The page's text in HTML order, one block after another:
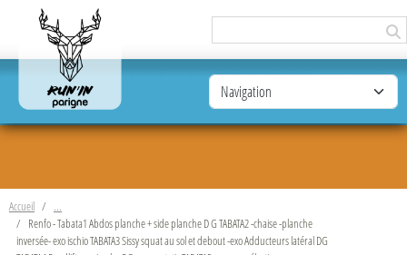
Accueil
Renfo - Tabata1 Abdos planche + side planche D G TABATA2 -chaise -planche
inversée- exo ischio TABATA3 Sissy squat au sol et debout -exo Adducteurs latéral DG
Panneau de gestion des cookies